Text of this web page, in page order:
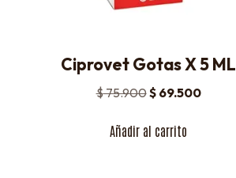
Ciprovet Gotas X 5 ML
$75.900$69.500
Añadir al carrito